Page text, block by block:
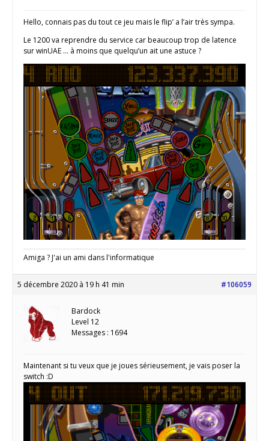
Hello, connais pas du tout ce jeu mais le flip’ a l’air très sympa.
Le 1200 va reprendre du service car beaucoup trop de latence
sur winUAE … à moins que quelqu’un ait une astuce ?
Amiga ? J'ai un ami dans l'informatique
5 décembre 2020 à 19 h 41 min #106059
Bardock
Level 12
Messages : 1694
Maintenant si tu veux que je joues sérieusement, je vais poser la
switch :D